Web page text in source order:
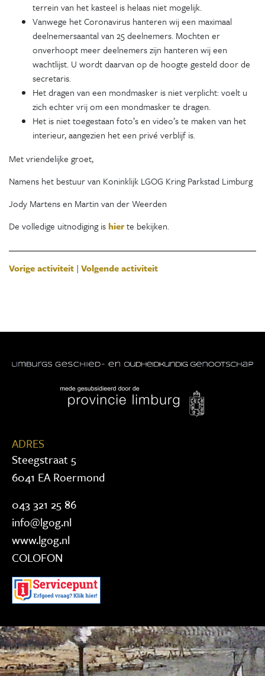
terrein van het kasteel is helaas niet mogelijk.
Vanwege het Coronavirus hanteren wij een maximaal
deelnemersaantal van 25 deelnemers. Mochten er
onverhoopt meer deelnemers zijn hanteren wij een
wachtlijst. U wordt daarvan op de hoogte gesteld door de
secretaris.
Het dragen van een mondmasker is niet verplicht: voelt u
zich echter vrij om een mondmasker te dragen.
Het is niet toegestaan foto’s en video’s te maken van het
interieur, aangezien het een privé verblijf is.
Met vriendelijke groet,
Namens het bestuur van Koninklijk LGOG Kring Parkstad Limburg
Jody Martens en Martin van der Weerden
De volledige uitnodiging ishierte bekijken.
Vorige activiteit | Volgende activiteit
ADRES
Steegstraat 5
6041 EA Roermond
043 321 25 86
info@lgog.nl
www.lgog.nl
COLOFON